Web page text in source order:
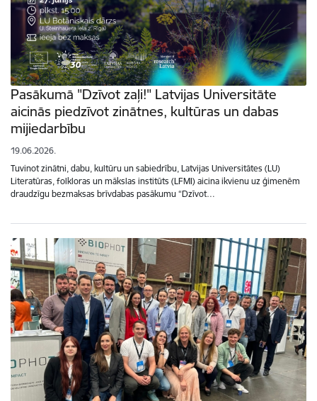
Pasākumā "Dzīvot zaļi!" Latvijas Universitāte
aicinās piedzīvot zinātnes, kultūras un dabas
mijiedarbību
19.06.2026.
Tuvinot zinātni, dabu, kultūru un sabiedrību, Latvijas Universitātes (LU)
Literatūras, folkloras un mākslas institūts (LFMI) aicina ikvienu uz ģimenēm
draudzīgu bezmaksas brīvdabas pasākumu “Dzīvot…